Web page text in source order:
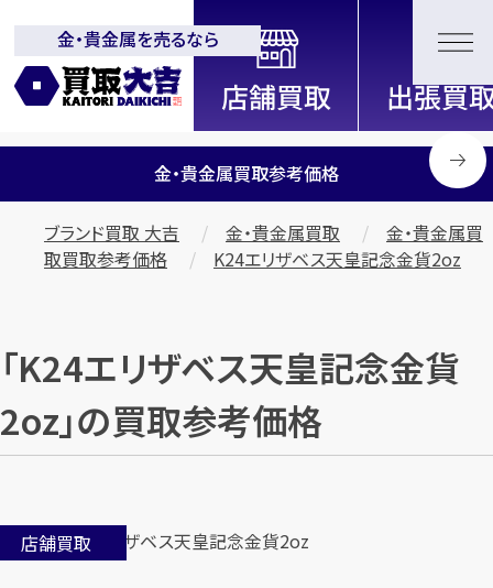
全国2200店舗以上展開中！
信頼と実績の買取専門店「買取大
吉」
金・貴金属を売るなら
金・貴金属買取参考価格
ブランド買取 大吉 金・貴金属買取
金・貴金属買
取買取参考価格
K24エリザベス天皇記念金貨2oz
「K24エリザベス天皇記念金貨
2oz」の買取参考価格
店舗買取